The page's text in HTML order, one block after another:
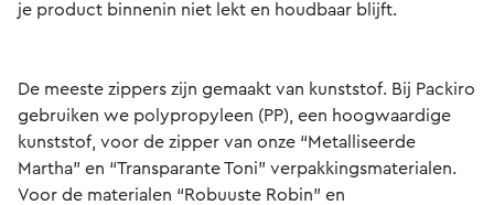
je product binnenin niet lekt en houdbaar blijft.
De meeste zippers zijn gemaakt van kunststof. Bij Packiro
gebruiken we polypropyleen (PP), een hoogwaardige
kunststof, voor de zipper van onze “Metalliseerde
Martha” en “Transparante Toni” verpakkingsmaterialen.
Voor de materialen “Robuuste Robin” en